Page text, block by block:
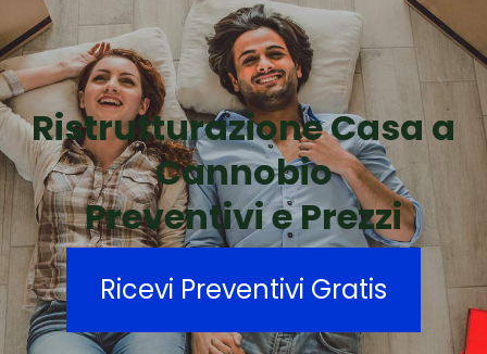
Ristrutturazione Casa a
Cannobio
Preventivi e Prezzi
Ricevi Preventivi Gratis